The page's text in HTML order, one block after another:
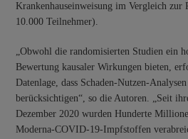
Krankenhauseinweisung im Vergleich zur
10.000 Teilnehmer).
„Obwohl die randomisierten Studien ein
Bewertung kausaler Wirkungen bieten,
Datenlage, dass Schaden-Nutzen-
berücksichtigen“, so die Autoren. „Seit
Dezember 2020 wurden Hunderte
Moderna-COVID-19-Impfstoffen